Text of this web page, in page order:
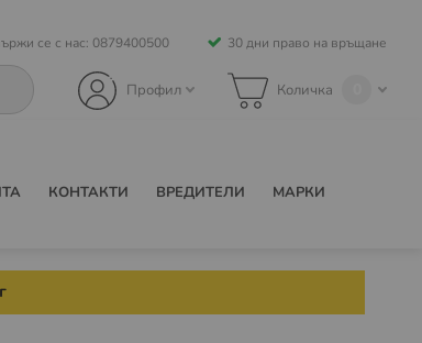
се с нас: 0879400500 30 дни право на връщане
Количка
Профил
КОНТАКТИ ВРЕДИТЕЛИ МАРКИ